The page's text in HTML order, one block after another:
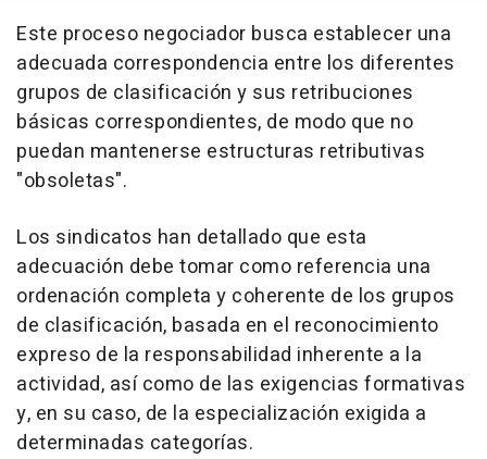
Este proceso negociador busca establecer una
adecuada correspondencia entre los diferentes
grupos de clasificación y sus retribuciones
básicas correspondientes, de modo que no
puedan mantenerse estructuras retributivas
"obsoletas".
Los sindicatos han detallado que esta
adecuación debe tomar como referencia una
ordenación completa y coherente de los grupos
de clasificación, basada en el reconocimiento
expreso de la responsabilidad inherente a la
actividad, así como de las exigencias formativas
y, en su caso, de la especialización exigida a
determinadas categorías.